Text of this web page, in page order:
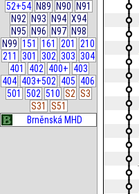
52+54 N89 N90
N91
N92
N93 N94 X94
N95
N96 N97 N98
N99 151 161 201
210
211
301 302 303 304
401
402 400+ 403
404 403+502 405 406
501
502 510 S2 S3
S31
S51
Brněnská MHD